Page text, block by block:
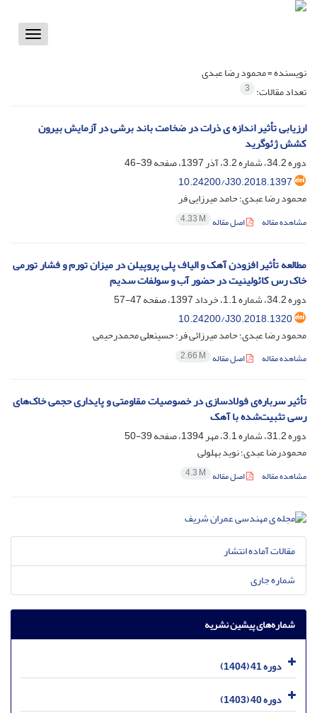
Toggle
نویسنده =محمود رضا عبدی
تعداد مقالات: 3
ارزیابی تأثیر اندازه ی ذرات در ضخامت باند برشی در آزمایش بیرون
کشش ژئوگرید
دوره 34.2، شماره 3.2، آذر 1397، صفحه
39-46
10.24200/J30.2018.1397
محمود رضا عبدی؛ حامد میرزایی فر
مشاهده مقاله اصل مقاله 4.33 M
مطالعه تأثیر افزودن آهک و الیاف پلی پروپیلن در میزان تورم و فشار تورمی
خاک رس کائولینیت در حضور آب و سولفات سدیم
دوره 34.2، شماره 1.1، خرداد 1397، صفحه
47-57
10.24200/J30.2018.1320
محمود رضا عبدی؛ حامد میرزائی فر؛ حسینعلی محمدرحیمی
مشاهده مقاله اصل مقاله 2.66 M
تأثیر سرباره‌ی فولادسازی در خصوصیات مقاومتی و پایداری حجمی خاک‌های
رسی تثبیت‌شده با آهک
دوره 31.2، شماره 3.1، مهر 1394، صفحه
39-50
محمودرضا عبدی؛ نوید بهلولی
مشاهده مقاله اصل مقاله 4.3 M
مقالات آماده انتشار
شماره جاری
شماره‌های پیشین نشریه
دوره 41 (1404)
دوره 40 (1403)